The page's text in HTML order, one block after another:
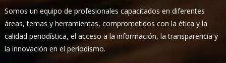
Somos un equipo de profesionales capacitados en diferentes
áreas, temas y herramientas, comprometidos con la ética y la
calidad periodística, el acceso a la información, la transparencia y
la innovación en el periodismo.